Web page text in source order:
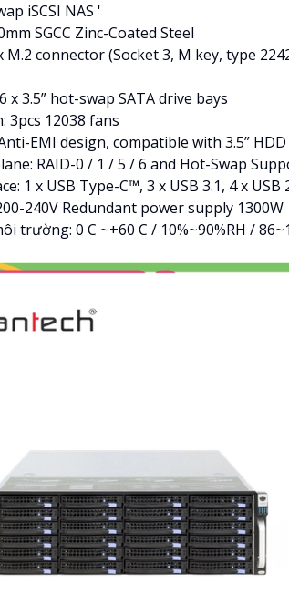
iSCSI NAS '
SGCC Zinc-Coated Steel
M.2 connector (Socket 3, M key, type
x 3.5” hot-swap SATA drive bays
3pcs 12038 fans
EMI design, compatible with 3.5” HDD
RAID-0 / 1 / 5 / 6 and Hot-Swap
1 x USB Type-C™, 3 x USB 3.1, 4 x USB
240V Redundant power supply 1300W
trường: 0 C ~+60 C / 10%~90%RH /